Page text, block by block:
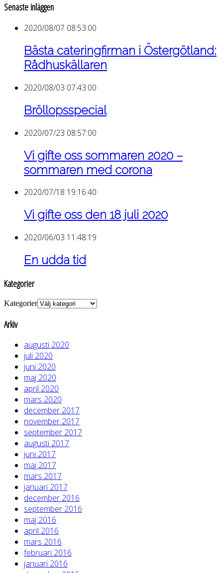
Senaste inläggen
2020/08/07 08:53:00
Bästa cateringfirman i Östergötland:
Rådhuskällaren
2020/08/03 07:43:00
Bröllopsspecial
2020/07/23 08:57:00
Vi gifte oss sommaren 2020 –
sommaren med corona
2020/07/18 19:16:40
Vi gifte oss den 18 juli 2020
2020/06/03 11:48:19
En udda tid
Kategorier
Kategorier
Arkiv
augusti 2020
juli 2020
juni 2020
maj 2020
april 2020
mars 2020
december 2017
november 2017
september 2017
augusti 2017
juni 2017
maj 2017
mars 2017
januari 2017
december 2016
september 2016
maj 2016
april 2016
mars 2016
februari 2016
januari 2016